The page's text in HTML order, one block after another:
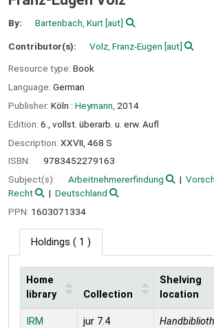
By: Bartenbach, Kurt[aut]
Contributor(s): Volz, Franz-Eugen [aut]
Resource type: Book
Language: German
Publisher: Köln : Heymann, 2014
Edition: 6., vollst. überarb. u. erw. Aufl
Description: XXVII, 468 S
ISBN:
9783452279163
Subject(s):
Arbeitnehmererfindung
Recht
Deutschland
PPN: 1603071334
Holdings ( 1 )
Holdings
Home
library
Collection
Shelving
location
IRM jur 7.4